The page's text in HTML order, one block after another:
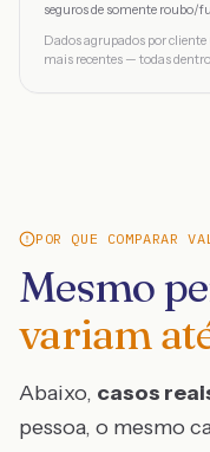
seguros de somente roubo/
Dados agrupados por
mais recentes — todas
POR QUE COMPARAR
Mesmo
variam
Abaixo, casos
pessoa, o mesmo